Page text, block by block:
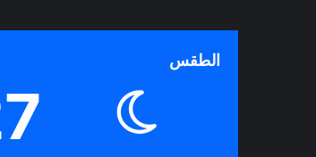
الطقس